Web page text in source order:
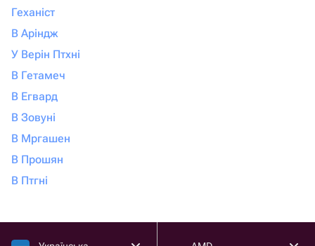
Геханіст
В Аріндж
У Верін Птхні
В Гетамеч
В Егвард
В Зовуні
В Мргашен
В Прошян
В Птгні